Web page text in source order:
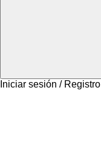
Iniciar sesión / Registro